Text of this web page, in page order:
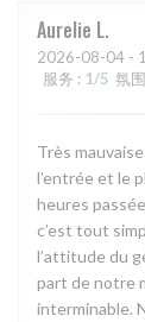
Aurelie L
2026-08-04 -
服务 : 1/5 氛围
Très
l’entrée et le
heures
c’est tout
l’attitude du
part de notre
interminable.